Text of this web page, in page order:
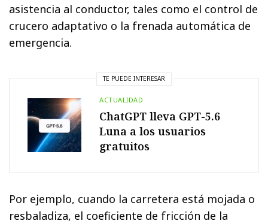
asistencia al conductor, tales como el control de
crucero adaptativo o la frenada automática de
emergencia.
TE PUEDE INTERESAR
ACTUALIDAD
ChatGPT lleva GPT-5.6
Luna a los usuarios
gratuitos
Por ejemplo, cuando la carretera está mojada o
resbaladiza, el coeficiente de fricción de la